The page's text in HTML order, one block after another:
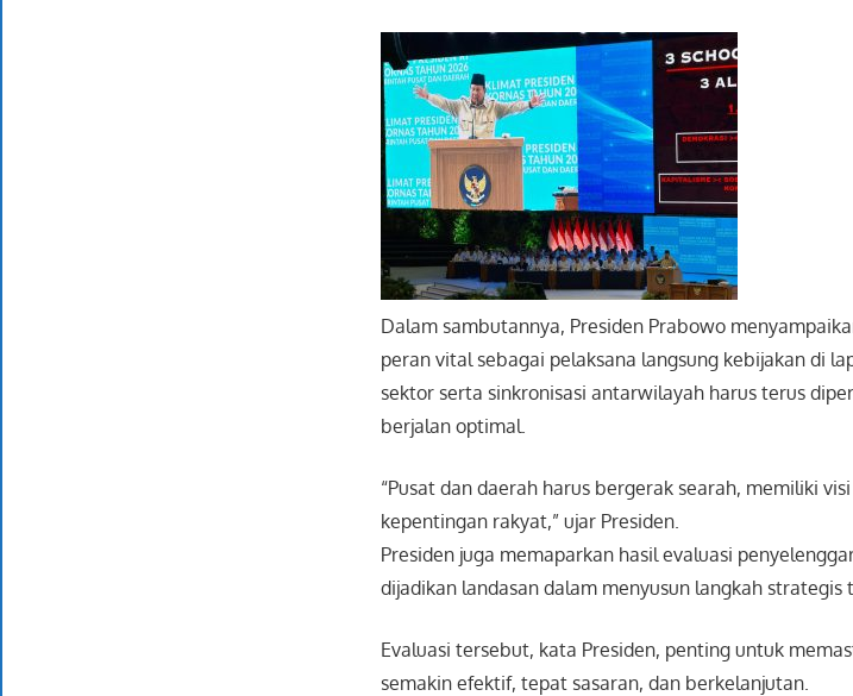
Dalam sambutannya, Presiden Prabowo
peran vital sebagai pelaksana langsung kebijakan di
sektor serta sinkronisasi antarwilayah harus terus
berjalan optimal.
“Pusat dan daerah harus bergerak searah, memiliki
kepentingan rakyat,” ujar Presiden.
Presiden juga memaparkan hasil evaluasi
dijadikan landasan dalam menyusun langkah strategis
Evaluasi tersebut, kata Presiden, penting untuk
semakin efektif, tepat sasaran, dan berkelanjutan.